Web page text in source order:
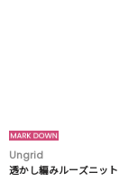
Ungrid
透かし編みルーズニット